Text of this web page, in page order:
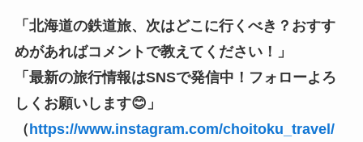
「北海道の鉄道旅、次はどこに行くべき？おすす
めがあればコメントで教えてください！」
「最新の旅行情報はSNSで発信中！フォローよろ
しくお願いします😊」
（https://www.instagram.com/choitoku_travel/